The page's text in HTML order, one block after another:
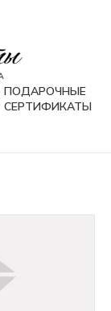
ПОДАРОЧНЫЕ
СЕРТИФИКАТЫ